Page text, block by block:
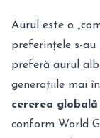
Aurul este o
preferințele s-au
preferă aurul
generațiile mai
cererea
conform World